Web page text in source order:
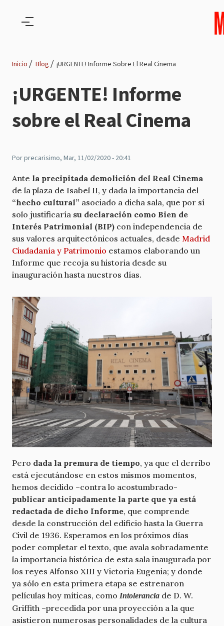
Ruta
de
navegación
Inicio Blog ¡URGENTE! Informe Sobre El Real Cinema
¡URGENTE! Informe
sobre el Real Cinema
Porprecarisimo, Mar, 11/02/2020 - 20:41
Ante la precipitada demolición del Real Cinema
de la plaza de Isabel II, y dada la importancia del
“hecho cultural” asociado a dicha sala, que por sí
solo justificaría su declaración como Bien de
Interés Patrimonial (BIP) con independencia de
sus valores arquitectónicos actuales, desde Madrid
Ciudadanía y Patrimonio estamos elaborando un
Informe que recoja su historia desde su
inauguración hasta nuestros días.
Pero dada la premura de tiempo, ya que el derribo
está ejecutándose en estos mismos momentos,
hemos decidido –contra lo acostumbrado-
publicar anticipadamente la parte que ya está
redactada de dicho Informe, que comprende
desde la construcción del edificio hasta la Guerra
Civil de 1936. Esperamos en los próximos días
poder completar el texto, que avala sobradamente
la importancia histórica de esta sala inaugurada por
los reyes Alfonso XIII y Victoria Eugenia; y donde
ya sólo en esta primera etapa se estrenaron
películas hoy míticas, como Intolerancia de D. W.
Griffith –precedida por una proyección a la que
asistieron numerosas personalidades de la cultura